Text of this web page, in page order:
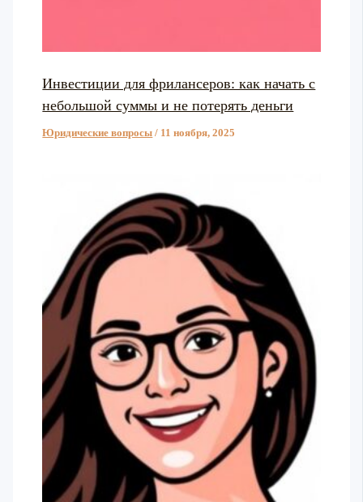
Инвестиции для фрилансеров: как начать с
небольшой суммы и не потерять деньги
Юридические вопросы / 11 ноября, 2025